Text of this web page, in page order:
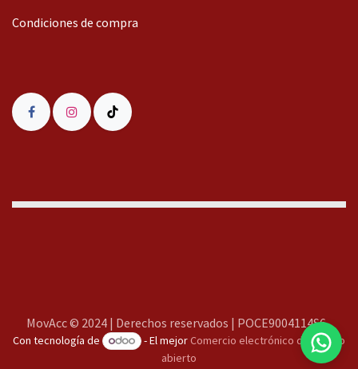
Condiciones de compra
MovAcc © 2024 | Derechos reservados | POCE9004114S6
Con tecnología de - El mejor Comercio electrónico de código
abierto
MovAcc
Te responderemos lo antes posible